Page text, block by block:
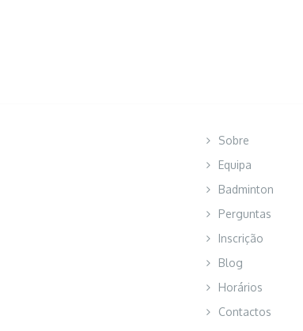
Sobre
Equipa
Badminton
Perguntas
Inscrição
Blog
Horários
Contactos